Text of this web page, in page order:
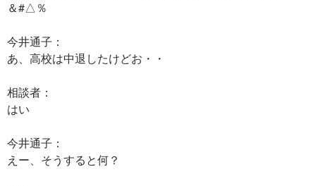
＆#△％
今井通子：
あ、高校は中退したけどお・・
相談者：
はい
今井通子：
えー、そうすると何？